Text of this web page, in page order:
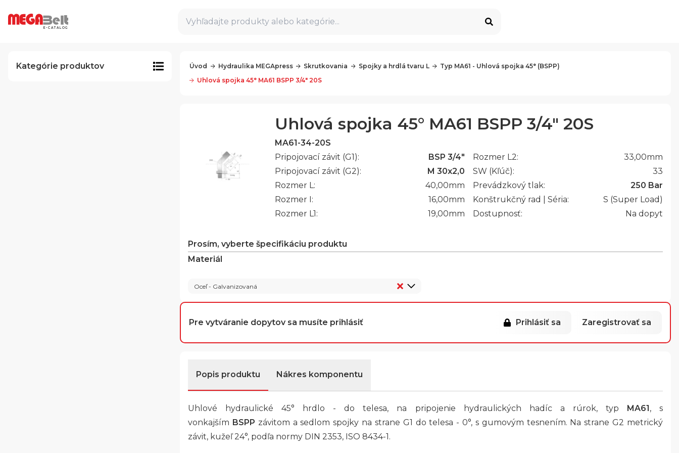
E-CATALOG
Vyhľadajte produkty alebo kategórie...
Kategórie produktov Úvod Hydraulika MEGApress Skrutkovania Spojky a hrdlá tvaru L
Typ MA61 - Uhlová spojka 45° (BSPP)
Uhlová spojka 45° MA61 BSPP 3/4" 20S
Uhlová spojka 45° MA61 BSPP 3/4" 20S
MA61-34-20S
Pripojovací závit (G1):
BSP 3/4"
Pripojovací závit (G2):
M 30x2,0
Rozmer L:
40,00mm
Rozmer I:
16,00mm
Rozmer L1:
19,00mm
Rozmer L2: 33,00mm
SW (Kľúč):
33
Prevádzkový tlak:
250 Bar
Konštrukčný rad | Séria:
S (Super Load)
Dostupnosť:
Na dopyt
Prosím, vyberte špecifikáciu produktu
Materiál
Oceľ - Galvanizovaná
Pre vytváranie dopytov sa musíte prihlásiť Prihlásiť sa Zaregistrovať sa
Popis produktu Nákres komponentu
Uhlové hydraulické 45° hrdlo - do telesa, na pripojenie hydraulických hadíc a rúrok, typ MA61, s
vonkajším BSPP závitom a sedlom spojky na strane G1 do telesa - 0°, s gumovým tesnením. Na strane G2 metrický
závit, kužeľ 24°, podľa normy DIN 2353, ISO 8434-1.